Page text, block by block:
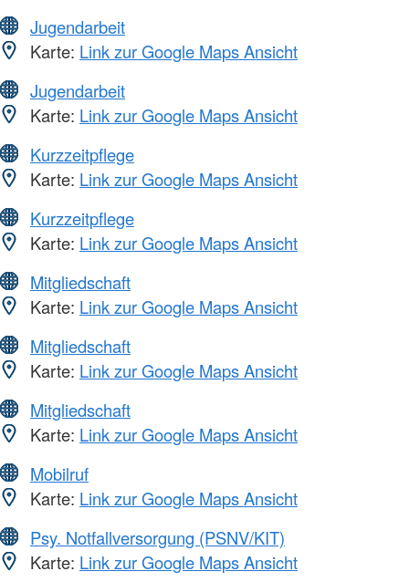
Jugendarbeit
Karte: Link zur Google Maps Ansicht
Jugendarbeit
Karte: Link zur Google Maps Ansicht
Kurzzeitpflege
Karte: Link zur Google Maps Ansicht
Kurzzeitpflege
Karte: Link zur Google Maps Ansicht
Mitgliedschaft
Karte: Link zur Google Maps Ansicht
Mitgliedschaft
Karte: Link zur Google Maps Ansicht
Mitgliedschaft
Karte: Link zur Google Maps Ansicht
Mobilruf
Karte: Link zur Google Maps Ansicht
Psy. Notfallversorgung (PSNV/KIT)
Karte: Link zur Google Maps Ansicht